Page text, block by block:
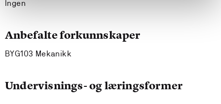
Ingen
Anbefalte forkunnskaper
BYG103 Mekanikk
Undervisnings- og læringsformer